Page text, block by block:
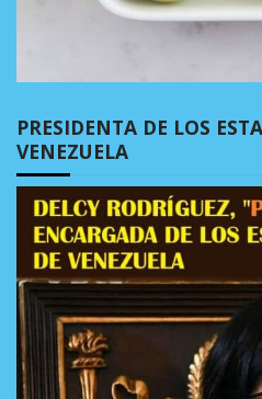
PRESIDENTA DE LOS
VENEZUELA